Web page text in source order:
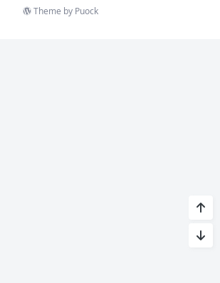
Theme by Puock